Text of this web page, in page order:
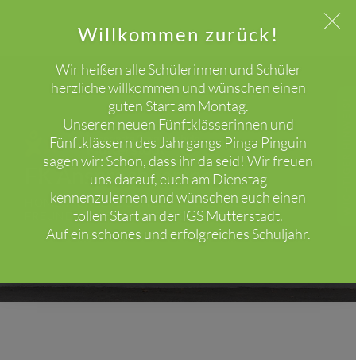
Willkommen zurück!
Wir heißen alle Schülerinnen und Schüler
herzliche willkommen und wünschen einen
guten Start am Montag.
Unseren neuen Fünftklässerinnen und
Fünftklässern des Jahrgangs Pinga Pinguin
sagen wir: Schön, dass ihr da seid! Wir freuen
uns darauf, euch am Dienstag
kennenzulernen und wünschen euch einen
tollen Start an der IGS Mutterstadt.
Auf ein schönes und erfolgreiches Schuljahr.
FK Ansprechpartner
HOME UNSERE SCHULE
PERSONEN
FREUNDESKREIS
ANSPRECHPARTNER